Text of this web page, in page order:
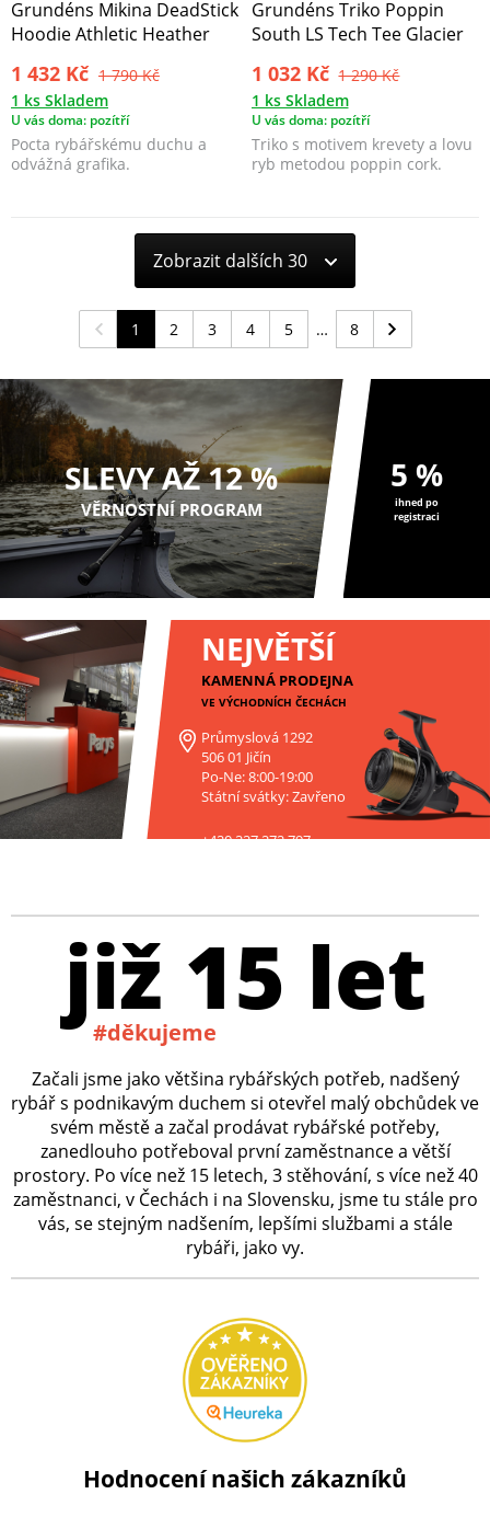
Grundéns Mikina DeadStick
Hoodie Athletic Heather
1 432 Kč 1 790 Kč
1 ks Skladem
U vás doma: pozítří
Pocta rybářskému duchu a
odvážná grafika.
Grundéns Triko Poppin
South LS Tech Tee Glacier
1 032 Kč 1 290 Kč
1 ks Skladem
U vás doma: pozítří
Triko s motivem krevety a lovu
ryb metodou poppin cork.
Zobrazit dalších 30
1 2 3 4 5 8
SLEVY AŽ 12 %
VĚRNOSTNÍ PROGRAM
5 %
ihned po
registraci
NEJVĚTŠÍ
KAMENNÁ PRODEJNA
VE VÝCHODNÍCH ČECHÁCH
Průmyslová 1292
506 01 Jičín
Po-Ne: 8:00-19:00
Státní svátky: Zavřeno
+420 227 272 797
již 15 let
#děkujeme
Začali jsme jako většina rybářských potřeb, nadšený
rybář s podnikavým duchem si otevřel malý obchůdek ve
svém městě a začal prodávat rybářské potřeby,
zanedlouho potřeboval první zaměstnance a větší
prostory. Po více než 15 letech, 3 stěhování, s více než 40
zaměstnanci, v Čechách i na Slovensku, jsme tu stále pro
vás, se stejným nadšením, lepšími službami a stále
rybáři, jako vy.
Hodnocení našich zákazníků